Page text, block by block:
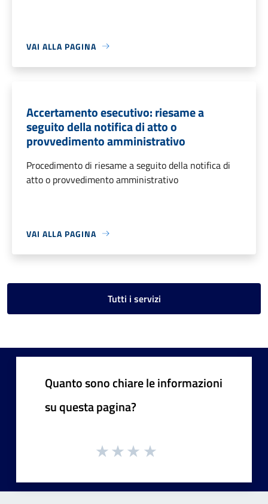
VAI ALLA PAGINA
Accertamento esecutivo: riesame a
seguito della notifica di atto o
provvedimento amministrativo
Procedimento di riesame a seguito della notifica di
atto o provvedimento amministrativo
VAI ALLA PAGINA
Tutti i servizi
Quanto sono chiare le informazioni
su questa pagina?